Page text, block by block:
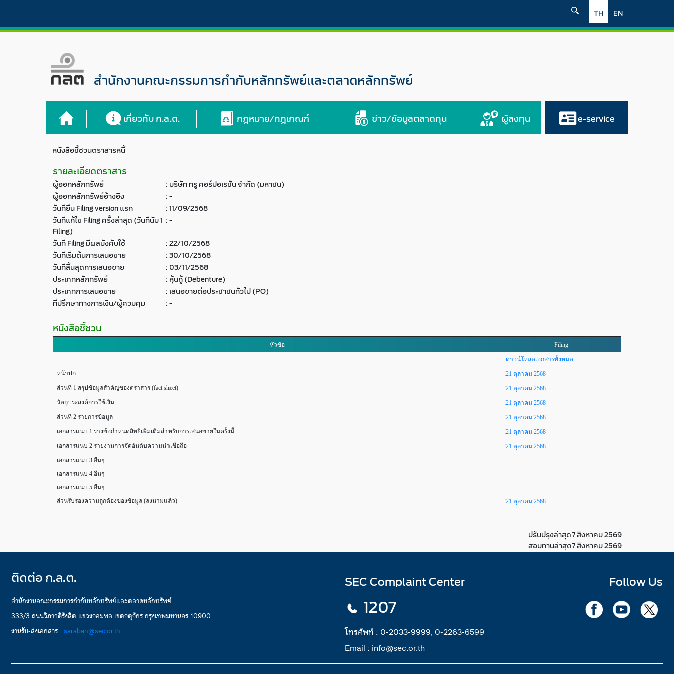
EN
TH
สำนักงานคณะกรรมการกำกับหลักทรัพย์และตลาดหลักทรัพย์
เกี่ยวกับ ก.ล.ต. กฎหมาย/กฎเกณฑ์ ข่าว/ข้อมูลตลาดทุน ผู้ลงทุน e-service
หนังสือชี้ชวนตราสารหนี้
รายละเอียดตราสาร
ผู้ออกหลักทรัพย์ :บริษัท ทรู คอร์ปอเรชั่น จำกัด (มหาชน)
ผู้ออกหลักทรัพย์อ้างอิง
:-
วันที่ยื่น Filing version แรก
:11/09/2568
วันที่แก้ไข Filing ครั้งล่าสุด (วันที่นับ 1
Filing)
:-
วันที่ Filing มีผลบังคับใช้
:22/10/2568
วันที่เริ่มต้นการเสนอขาย
:30/10/2568
วันที่สิ้นสุดการเสนอขาย
:03/11/2568
ประเภทหลักทรัพย์
:หุ้นกู้ (Debenture)
ประเภทการเสนอขาย
:เสนอขายต่อประชาชนทั่วไป (PO)
ที่ปรึกษาทางการเงิน/ผู้ควบคุม
:-
หนังสือชี้ชวน
หัวข้อ Filing
ดาวน์โหลดเอกสารทั้งหมด
หน้าปก
21 ตุลาคม 2568
ส่วนที่ 1 สรุปข้อมูลสำคัญของตราสาร (fact sheet)
21 ตุลาคม 2568
วัตถุประสงค์การใช้เงิน
21 ตุลาคม 2568
ส่วนที่ 2 รายการข้อมูล
21 ตุลาคม 2568
เอกสารแนบ 1 ร่างข้อกำหนดสิทธิเพิ่มเติมสำหรับการเสนอขายในครั้งนี้
21 ตุลาคม 2568
เอกสารแนบ 2 รายงานการจัดอันดับความน่าเชื่อถือ
21 ตุลาคม 2568
เอกสารแนบ 3 อื่นๆ
เอกสารแนบ 4 อื่นๆ
เอกสารแนบ 5 อื่นๆ
ส่วนรับรองความถูกต้องของข้อมูล (ลงนามแล้ว)
21 ตุลาคม 2568
ปรับปรุงล่าสุด7 สิงหาคม 2569
สอบทานล่าสุด7 สิงหาคม 2569
ติดต่อ ก.ล.ต.
สำนักงานคณะกรรมการกำกับหลักทรัพย์และตลาดหลักทรัพย์
333/3 ถนนวิภาวดีรังสิต แขวงจอมพล เขตจตุจักร กรุงเทพมหานคร 10900
งานรับ-ส่งเอกสาร : saraban@sec.or.th
SEC Complaint Center
1207
โทรศัพท์ : 0-2033-9999, 0-2263-6599
Email : info@sec.or.th
Follow Us